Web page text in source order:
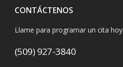
CONTÁCTENOS
Llame para programar un cita hoy
(509) 927-3840